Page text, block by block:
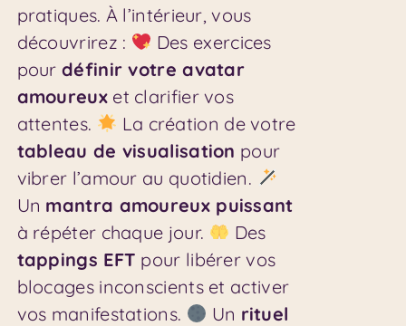
pratiques. À l’intérieur, vous
découvrirez :
Des exercices
pourdéfinir votre avatar
amoureuxet clarifier vos
attentes.
La création de votre
tableau de visualisation pour
vibrer l’amour au quotidien.
Un mantra amoureux puissant
à répéter chaque jour.
Des
tappings EFT pour libérer vos
blocages inconscients et activer
vos manifestations.
Un rituel